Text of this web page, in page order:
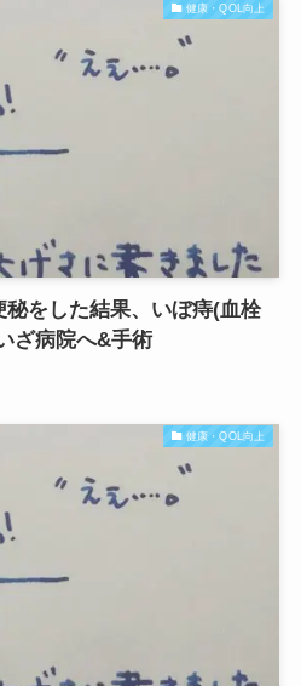
健康・QOL向上
をした結果、いぼ痔(血栓
ざ病院へ&手術
健康・QOL向上